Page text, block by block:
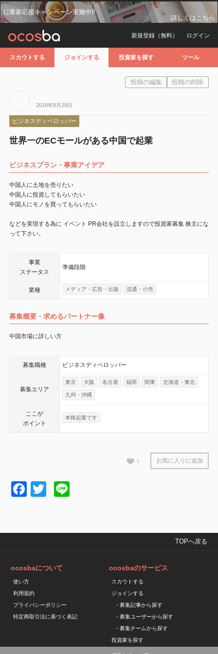
起業家応援キャンペーン実施中!!
詳しくはこちら
ログイン
新規登録（無料）
スカウトする ジョインする 投資家を探す ツール
2019年8月29日
ビジネスディベロッパー
世界一のECモールがある中国で起業
ビジネスプラン・事業アイデア
中国人に土地を売りたい
中国人に投資してもらいたい
中国人にモノを買ってもらいたい
などを実現する為に イベント PR会社を設立しますので投資家募集 株主にな
って下さい。
事業
ステータス
準備段階
業種 メディア・広告・出版 流通・小売
募集概要・求めるパートナー像
中国市場に詳しい方
募集職種 ビジネスディベロッパー
募集エリア
東京 大阪 名古屋 福岡 関東 北海道・東北
九州・沖縄
ここが
ポイント
本格起業です
1 お気に入りに追加
Facebook
Twitter
TOPへ戻る
ocosbaについて
使い方
利用規約
プライバシーポリシー
特定商取引法に基づく表記
ocosbaのサービス
スカウトする
ジョインする
- 募集記事から探す
- 募集ユーザーから探す
- 募集チームから探す
投資家を探す